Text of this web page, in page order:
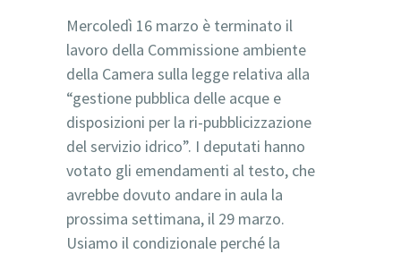
Mercoledì 16 marzo è terminato il
lavoro della Commissione ambiente
della Camera sulla legge relativa alla
“gestione pubblica delle acque e
disposizioni per la ri-pubblicizzazione
del servizio idrico”. I deputati hanno
votato gli emendamenti al testo, che
avrebbe dovuto andare in aula la
prossima settimana, il 29 marzo.
Usiamo il condizionale perché la